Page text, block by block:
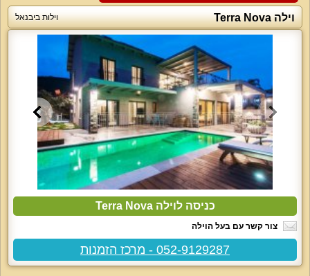
וילה Terra Nova וילות ביבנאל
כניסה לוילה Terra Nova
צור קשר עם בעל הוילה
052-9129287 - מרכז הזמנות